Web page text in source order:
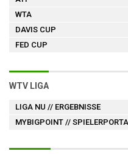
WTA
DAVIS CUP
FED CUP
WTV LIGA
LIGA NU // ERGEBNISSE
MYBIGPOINT //